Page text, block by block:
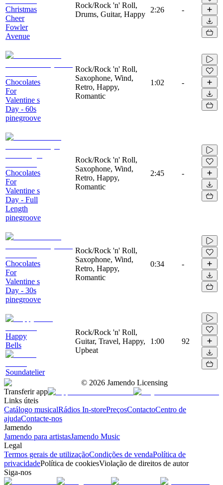
Christmas
Cheer
Fowler
Avenue
Rock/Rock 'n' Roll,
Drums, Guitar, Happy
2:26 -
Chocolates
For
Valentine s
Day - 60s
pinegroove
Rock/Rock 'n' Roll,
Saxophone, Wind,
Retro, Happy,
Romantic
1:02 -
Chocolates
For
Valentine s
Day - Full
Length
pinegroove
Rock/Rock 'n' Roll,
Saxophone, Wind,
Retro, Happy,
Romantic
2:45 -
Chocolates
For
Valentine s
Day - 30s
pinegroove
Rock/Rock 'n' Roll,
Saxophone, Wind,
Retro, Happy,
Romantic
0:34 -
Happy
Bells
Soundatelier
Rock/Rock 'n' Roll,
Guitar, Travel, Happy,
Upbeat
1:00 92
© 2026 Jamendo Licensing
Transferir app
Links úteis
Catálogo musicalRádios In-storePreçosContactoCentro de
ajudaContacte-nos
Jamendo
Jamendo para artistasJamendo Music
Legal
Termos gerais de utilizaçãoCondições de vendaPolítica de
privacidadePolítica de cookiesViolação de direitos de autor
Siga-nos